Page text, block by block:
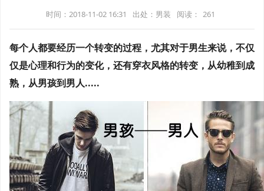
时间：2018-11-02 16:31 出处：男装 阅读： 261
每个人都要经历一个转变的过程，尤其对于男生来说，不仅
仅是心理和行为的变化，还有穿衣风格的转变，从幼稚到成
熟，从男孩到男人.....